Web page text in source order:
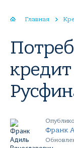
Главная
Франк